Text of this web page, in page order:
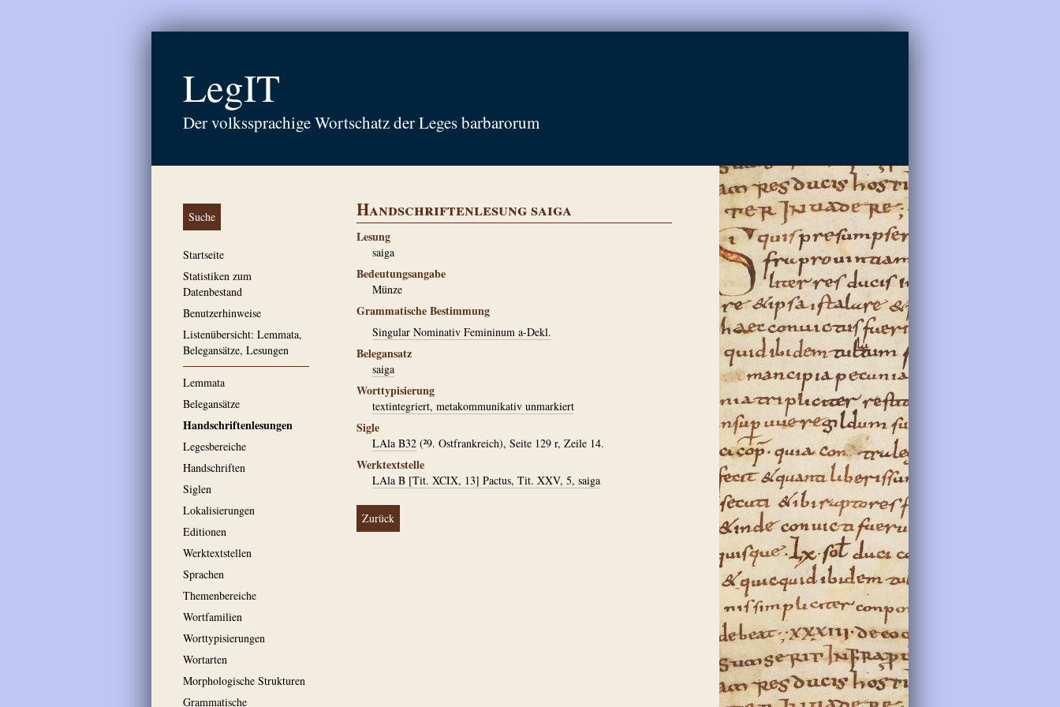
LegIT
Der volkssprachige Wortschatz der Leges barbarorum
Suche
Startseite
Statistiken zum
Datenbestand
Benutzerhinweise
Listenübersicht: Lemmata,
Belegansätze, Lesungen
Lemmata
Belegansätze
Handschriftenlesungen
Legesbereiche
Handschriften
Siglen
Lokalisierungen
Editionen
Werktextstellen
Sprachen
Themenbereiche
Wortfamilien
Worttypisierungen
Wortarten
Morphologische Strukturen
Grammatische
Handschriftenlesung saiga
Lesung
saiga
Bedeutungsangabe
Münze
Grammatische Bestimmung
Singular Nominativ Femininum a-Dekl.
Belegansatz
saiga
Worttypisierung
textintegriert, metakommunikativ unmarkiert
Sigle
LAla B32 (²9. Ostfrankreich), Seite 129 r, Zeile 14.
Werktextstelle
LAla B [Tit. XCIX, 13] Pactus, Tit. XXV, 5, saiga
Zurück